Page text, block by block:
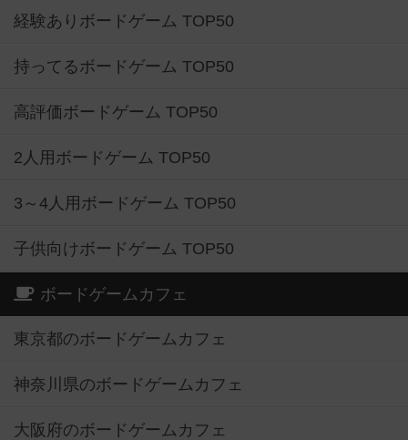
経験ありボードゲーム TOP50
持ってるボードゲーム TOP50
高評価ボードゲーム TOP50
2人用ボードゲーム TOP50
3～4人用ボードゲーム TOP50
子供向けボードゲーム TOP50
ボードゲームカフェ
東京都のボードゲームカフェ
神奈川県のボードゲームカフェ
大阪府のボードゲームカフェ